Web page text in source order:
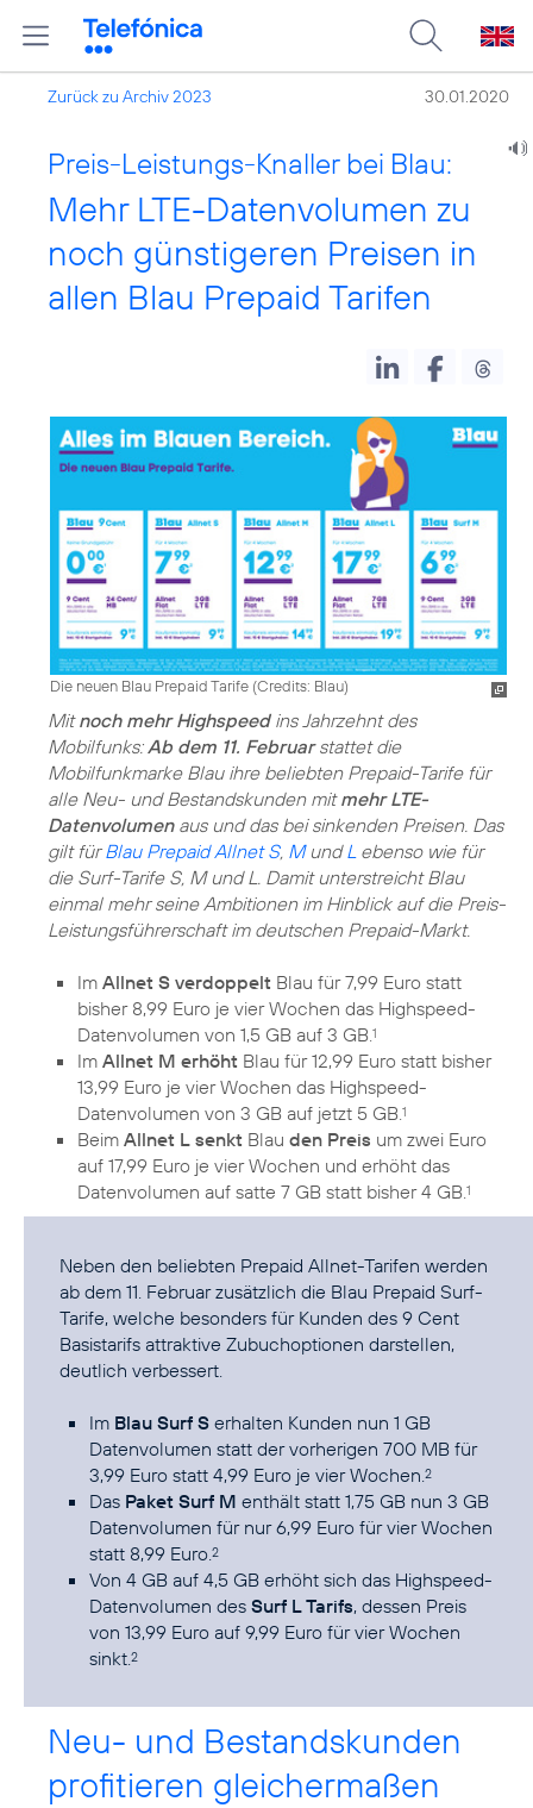
Zurück zu Archiv 2023 30.01.2020
Preis-Leistungs-Knaller bei Blau:
Mehr LTE-Datenvolumen zu
noch günstigeren Preisen in
allen Blau Prepaid Tarifen
Die neuen Blau Prepaid Tarife (Credits: Blau)
Mitnoch mehr Highspeedins Jahrzehnt des
Mobilfunks:Ab dem 11. Februarstattet die
Mobilfunkmarke Blau ihre beliebten Prepaid-Tarife für
alle Neu- und Bestandskunden mitmehr LTE-
Datenvolumenaus und das bei sinkenden Preisen. Das
gilt fürBlau Prepaid Allnet S, MundL ebenso wie für
die Surf-Tarife S, M und L. Damit unterstreicht Blau
einmal mehr seine Ambitionen im Hinblick auf die Preis-
Leistungsführerschaft im deutschen Prepaid-Markt.
Im Allnet S verdoppelt Blau für 7,99 Euro statt
bisher 8,99 Euro je vier Wochen das Highspeed-
Datenvolumen von 1,5 GB auf 3 GB. 1
Im Allnet M erhöht Blau für 12,99 Euro statt bisher
13,99 Euro je vier Wochen das Highspeed-
Datenvolumen von 3 GB auf jetzt 5 GB. 1
Beim Allnet L senkt Blau den Preis um zwei Euro
auf 17,99 Euro je vier Wochen und erhöht das
Datenvolumen auf satte 7 GB statt bisher 4 GB. 1
Neben den beliebten Prepaid Allnet-Tarifen werden
ab dem 11. Februar zusätzlich die Blau Prepaid Surf-
Tarife, welche besonders für Kunden des 9 Cent
Basistarifs attraktive Zubuchoptionen darstellen,
deutlich verbessert.
Im Blau Surf S erhalten Kunden nun 1 GB
Datenvolumen statt der vorherigen 700 MB für
3,99 Euro statt 4,99 Euro je vier Wochen. 2
Das Paket Surf M enthält statt 1,75 GB nun 3 GB
Datenvolumen für nur 6,99 Euro für vier Wochen
statt 8,99 Euro. 2
Von 4 GB auf 4,5 GB erhöht sich das Highspeed-
Datenvolumen des Surf L Tarifs, dessen Preis
von 13,99 Euro auf 9,99 Euro für vier Wochen
sinkt. 2
Neu- und Bestandskunden
profitieren gleichermaßen